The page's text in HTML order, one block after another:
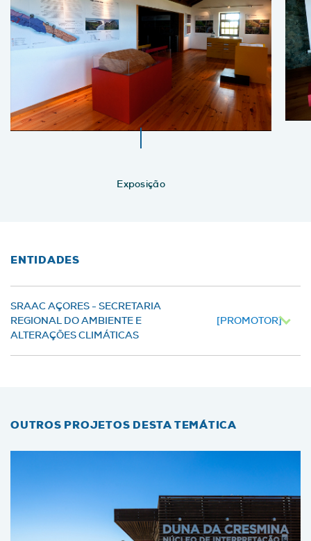
Exposição
ENTIDADES
SRAAC AÇORES - SECRETARIA
REGIONAL DO AMBIENTE E
ALTERAÇÕES CLIMÁTICAS
[PROMOTOR]
OUTROS PROJETOS DESTA TEMÁTICA